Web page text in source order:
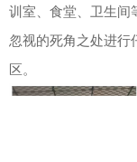
训室、食堂、卫生间
忽视的死角之处进
区。